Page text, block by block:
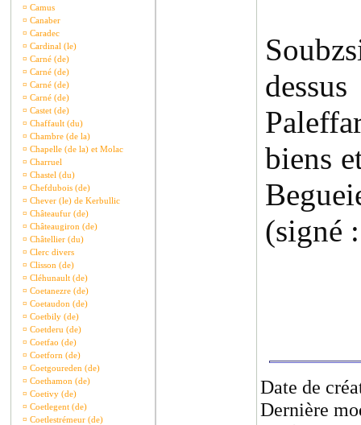
¤ Camus
¤ Canaber
¤ Caradec
¤ Cardinal (le)
¤ Carné (de)
¤ Carné (de)
¤ Carné (de)
¤ Carné (de)
¤ Castet (de)
¤ Chaffault (du)
¤ Chambre (de la)
¤ Chapelle (de la) et Molac
¤ Charruel
¤ Chastel (du)
¤ Chefdubois (de)
¤ Chever (le) de Kerbullic
¤ Châteaufur (de)
¤ Châteaugiron (de)
¤ Châtellier (du)
¤ Clerc divers
¤ Clisson (de)
¤ Cléhunault (de)
¤ Coetanezre (de)
¤ Coetaudon (de)
¤ Coetbily (de)
¤ Coetderu (de)
¤ Coetfao (de)
¤ Coetforn (de)
¤ Coetgoureden (de)
¤ Coethamon (de)
¤ Coetivy (de)
¤ Coetlegent (de)
¤ Coetlestrémeur (de)
biens
(signé
Date de
Dernière